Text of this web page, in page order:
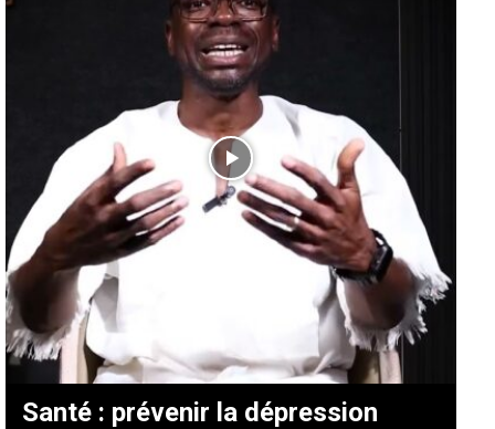
Santé : prévenir la dépression